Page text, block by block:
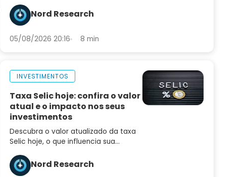
trouxe sinais importantes sobre os
próximos passos
Nord Research
05/08/2026 20:16 8 min
INVESTIMENTOS
Taxa Selic hoje: confira o valor
atual e o impacto nos seus
investimentos
Descubra o valor atualizado da taxa
Selic hoje, o que influencia sua
investimentos, empréstimos e a
economia brasileira
Nord Research